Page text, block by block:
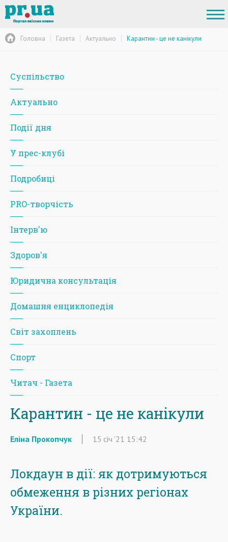
Головна Газета Актуально Карантин - це не канікули
Суспільство
Актуально
Події дня
У прес-клубі
Подробиці
PRO-творчість
Iнтерв'ю
Здоров'я
Юридична консультація
Домашня енциклопедія
Світ захоплень
Спорт
Читач - Газета
Карантин - це не канікули
Еліна Прокопчук 15 січ '21 15:42
Локдаун в дії: як дотримуються
обмеження в різних регіонах
України.